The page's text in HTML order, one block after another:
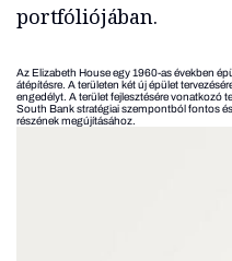
portfóliójában.
Az Elizabeth House egy 1960-as években
átépítésre. A területen két új épület
engedélyt. A terület fejlesztésére vonatkozó
South Bank stratégiai szempontból fontos
részének megújításához.